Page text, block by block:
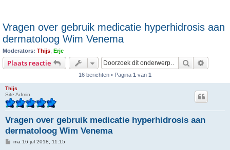
Vragen over gebruik medicatie hyperhidrosis aan
dermatoloog Wim Venema
Moderators: Thijs Erje
Plaats reactie Zoek
16 berichten • Pagina 1 van 1
Thijs
Site Admin
Vragen over gebruik medicatie hyperhidrosis aan
dermatoloog Wim Venema
Bma 16 jul 2018, 11:15